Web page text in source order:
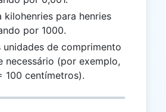
kilohenries para henries
por 1000.
unidades de comprimento
necessário (por exemplo,
100 centímetros).